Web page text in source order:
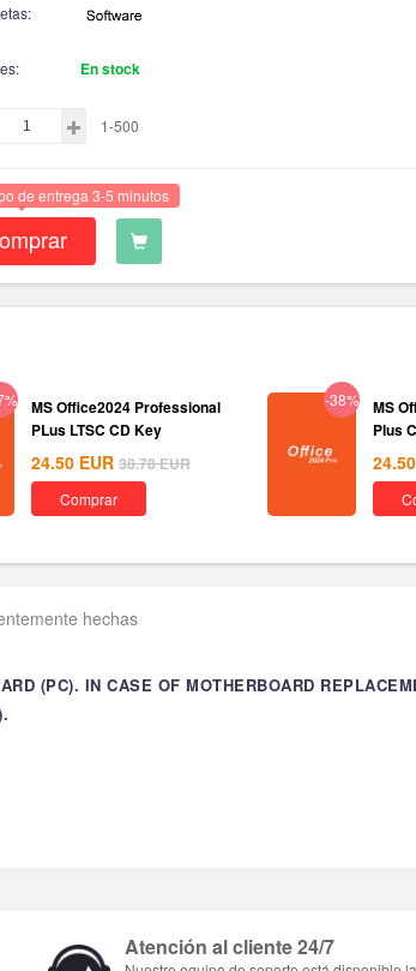
En stock
1-500
de entrega 3-5 minutos
MS Office2024 Professional
PLus LTSC CD Key
24.50 EUR 38.78EUR
Comprar
-38%
MS
Plus
24.50
hechas
(PC). IN CASE OF MOTHERBOARD
Atención al cliente 24/7